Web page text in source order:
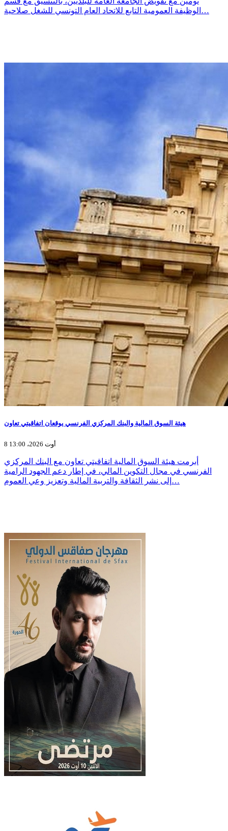
الوظيفة العمومية التابع للاتحاد العام التونسي للشغل صلاحية…
هيئة السوق المالية والبنك المركزي الفرنسي يوقعان اتفاقيتي تعاون
8 أوت 2026، 13:00
أبرمت هيئة السوق المالية اتفاقيتي تعاون مع البنك المركزي
الفرنسي في مجال التكوين المالي، في إطار دعم الجهود الرامية
إلى نشر الثقافة والتربية المالية وتعزيز وعي العموم…